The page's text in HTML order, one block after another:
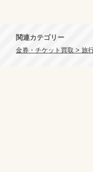
関連カテゴリー
金券・チケット買取 > 旅